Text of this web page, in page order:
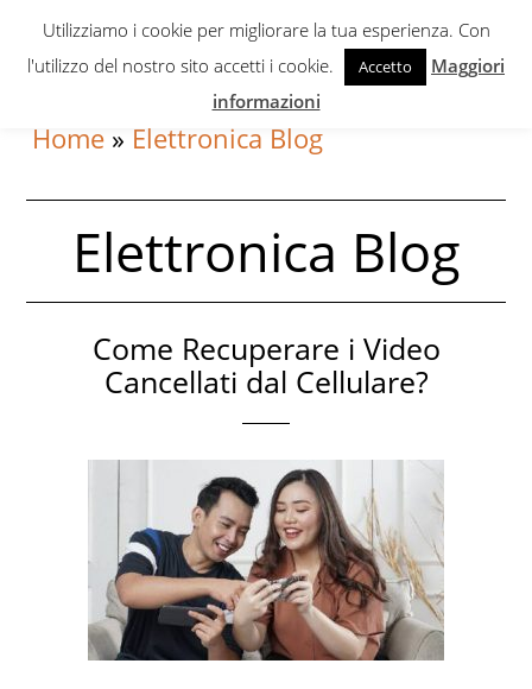
Skip
navigation
Skip
Home » Elettronica Blog
Elettronica Blog
Come Recuperare i Video
Cancellati dal Cellulare?
Utilizziamo i cookie per migliorare la tua esperienza. Con
l'utilizzo del nostro sito accetti i cookie.
Accetto
Maggiori
informazioni